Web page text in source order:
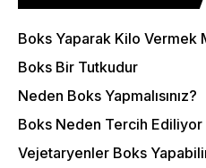
Boks Yaparak Kilo Vermek
Boks Bir Tutkudur
Neden Boks Yapmalısınız?
Boks Neden Tercih Ediliyor
Vejetaryenler Boks
467
Los Angeles
Get